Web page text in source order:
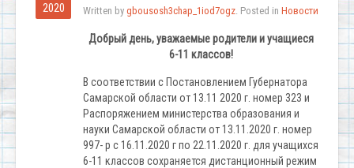
2020 Written by gbousosh3chap_1iod7ogz. Posted in Новости
Добрый день, уважаемые родители и учащиеся
6-11 классов!
В соответствии с Постановлением Губернатора
Самарской области от 13.11 2020 г. номер 323 и
Распоряжением министерства образования и
науки Самарской области от 13.11.2020 г. номер
997- р с 16.11.2020 г по 22.11.2020 г. для учащихся
6-11 классов сохраняется дистанционный режим